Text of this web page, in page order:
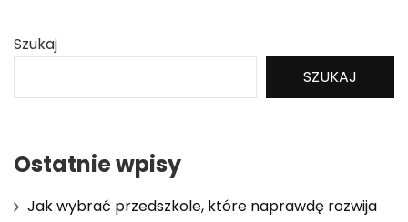
Szukaj
SZUKAJ
Ostatnie wpisy
Jak wybrać przedszkole, które naprawdę rozwija